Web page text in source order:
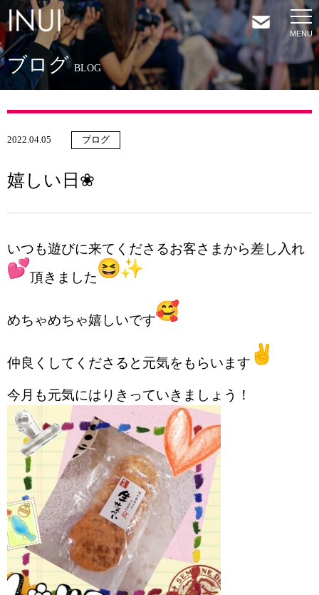
HOME
NEWS
RECRUIT
BLOG
ブログ BLOG
嬉しい日❀
2022.04.05 ブログ
いつも遊びに来てくださるお客さまから差し入れ
頂きました
めちゃめちゃ嬉しいです
仲良くしてくださると元気をもらいます
今月も元気にはりきっていきましょう！